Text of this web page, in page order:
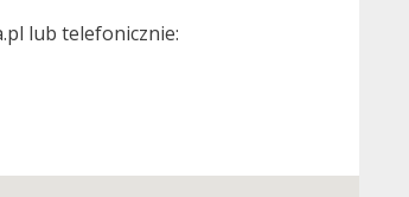
lub telefonicznie: